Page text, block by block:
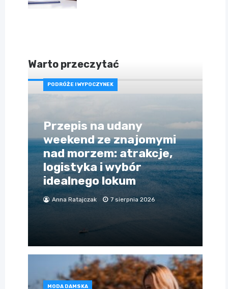
Warto przeczytać
PODRÓŻE I WYPOCZYNEK
Przepis na udany
weekend ze znajomymi
nad morzem: atrakcje,
logistyka i wybór
idealnego lokum
Anna Ratajczak 7 sierpnia 2026
MODA DAMSKA